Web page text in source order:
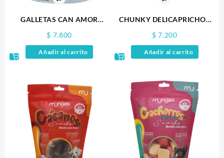
GALLETAS CAN AMOR
$ 7.800
Añadir al carrito
CHUNKY DELICAPRICHOS
$ 7.200
Añadir al carrito